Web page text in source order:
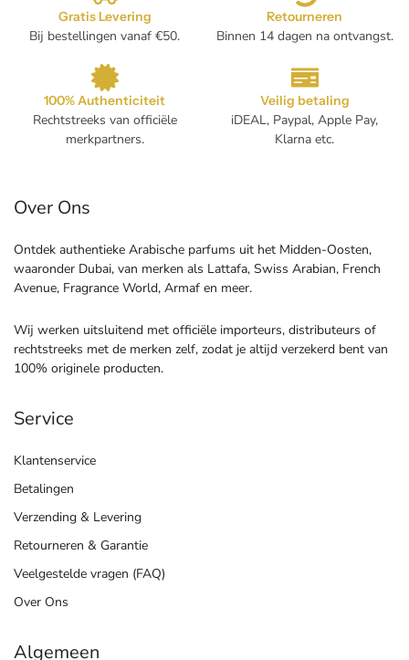
Gratis Levering
Bij bestellingen vanaf €50.
Retourneren
Binnen 14 dagen na ontvangst.
100% Authenticiteit
Rechtstreeks van officiële
merkpartners.
Veilig betaling
iDEAL, Paypal, Apple Pay,
Klarna etc.
Over Ons
Ontdek authentieke Arabische parfums uit het Midden-Oosten,
waaronder Dubai, van merken als Lattafa, Swiss Arabian, French
Avenue, Fragrance World, Armaf en meer.
Wij werken uitsluitend met officiële importeurs, distributeurs of
rechtstreeks met de merken zelf, zodat je altijd verzekerd bent van
100% originele producten.
Service
Klantenservice
Betalingen
Verzending & Levering
Retourneren & Garantie
Veelgestelde vragen (FAQ)
Over Ons
Algemeen